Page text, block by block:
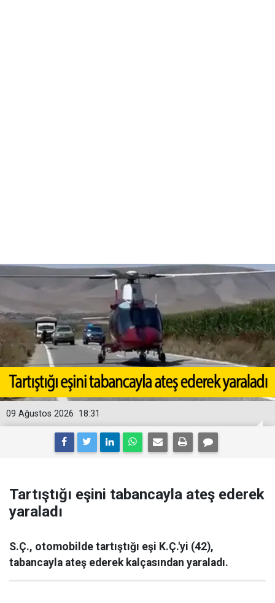
18:31
09 Ağustos 2026
Tartıştığı eşini tabancayla ateş ederek
yaraladı
S.Ç., otomobilde tartıştığı eşi K.Ç.'yi (42),
tabancayla ateş ederek kalçasından yaraladı.